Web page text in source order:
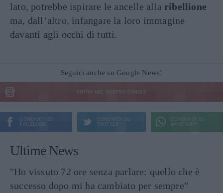
lato, potrebbe ispirare le ancelle alla ribellione
ma, dall’altro, infangare la loro immagine
davanti agli occhi di tutti.
Seguici anche su Google News!
ENTRA NEL NOSTRO CANALE
CONDIVIDI SU
FACEBOOK
CONDIVIDI SU
TWITTER
CONDIVIDI SU
WHATSAPP
Ultime News
"Ho vissuto 72 ore senza parlare: quello che è
successo dopo mi ha cambiato per sempre"